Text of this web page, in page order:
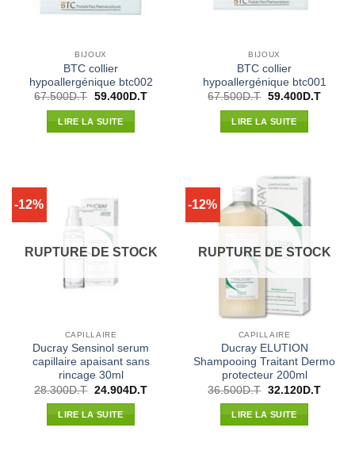
BIJOUX
BTC collier
hypoallergénique btc002
67.500D.T Le
initial
était :
59.400D.TLe
LIRE LA SUITE
BIJOUX
BTC collier
hypoallergénique btc001
67.500D.T Le
initial
était :
59.400D.TLe
LIRE LA SUITE
-12%
RUPTURE DE STOCK
CAPILLAIRE
Ducray Sensinol serum
capillaire apaisant sans
rincage 30ml
28.300D.T Le
initial
était :
24.904D.TLe
LIRE LA SUITE
-12%
RUPTURE DE STOCK
CAPILLAIRE
Ducray ELUTION
Shampooing Traitant Dermo
protecteur 200ml
36.500D.T Le
initial
était :
32.120D.TLe
LIRE LA SUITE